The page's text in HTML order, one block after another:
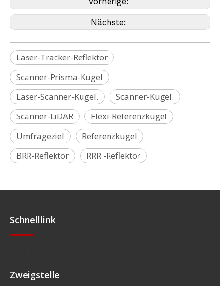
Nächste:
Laser-Tracker-Reflektor
Scanner-Prisma-Kugel
Laser-Scanner-Kugel.
Scanner-Kugel.
Scanner-LiDAR
Flexi-Referenzkugel
Umfrageziel
Referenzkugel
BRR-Reflektor
RRR -Reflektor
Schnelllink
Zweigstelle